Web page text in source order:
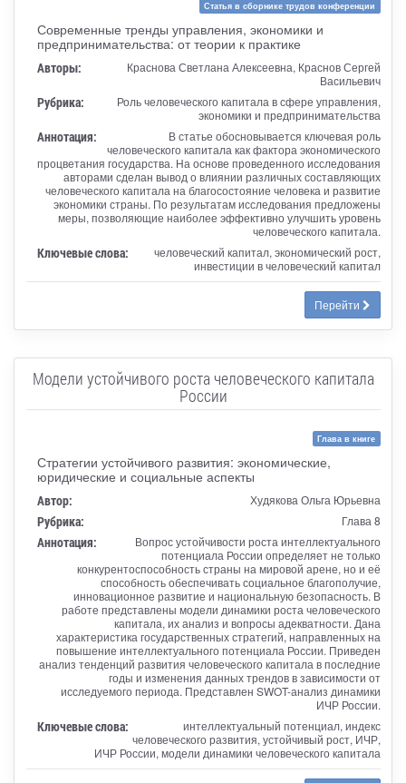
Статья в сборнике трудов конференции
Современные тренды управления, экономики и
предпринимательства: от теории к практике
Авторы:
Краснова Светлана Алексеевна, Краснов Сергей
Васильевич
Рубрика:
Роль человеческого капитала в сфере управления,
экономики и предпринимательства
Аннотация:
В статье обосновывается ключевая роль
человеческого капитала как фактора экономического
процветания государства. На основе проведенного исследования
авторами сделан вывод о влиянии различных составляющих
человеческого капитала на благосостояние человека и развитие
экономики страны. По результатам исследования предложены
меры, позволяющие наиболее эффективно улучшить уровень
человеческого капитала.
Ключевые слова:
человеческий капитал, экономический рост,
инвестиции в человеческий капитал
Перейти
Модели устойчивого роста человеческого капитала
России
Глава в книге
Стратегии устойчивого развития: экономические,
юридические и социальные аспекты
Автор: Худякова Ольга Юрьевна
Рубрика: Глава 8
Аннотация:
Вопрос устойчивости роста интеллектуального
потенциала России определяет не только
конкурентоспособность страны на мировой арене, но и её
способность обеспечивать социальное благополучие,
инновационное развитие и национальную безопасность. В
работе представлены модели динамики роста человеческого
капитала, их анализ и вопросы адекватности. Дана
характеристика государственных стратегий, направленных на
повышение интеллектуального потенциала России. Приведен
анализ тенденций развития человеческого капитала в последние
годы и изменения данных трендов в зависимости от
исследуемого периода. Представлен SWOT-анализ динамики
ИЧР России.
Ключевые слова:
интеллектуальный потенциал, индекс
человеческого развития, устойчивый рост, ИЧР,
ИЧР России, модели динамики человеческого капитала